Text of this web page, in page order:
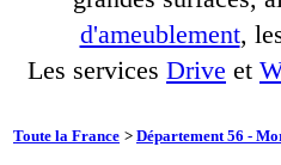
d'ameublement,
Les services Drive et
Toute la France > Département 56 -